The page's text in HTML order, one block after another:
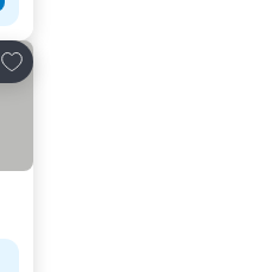
Přidat na seznam oblíbených